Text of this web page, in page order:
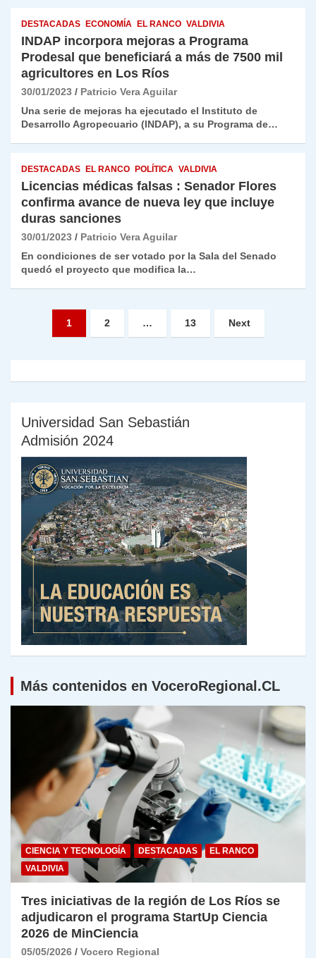
DESTACADAS ECONOMÍA EL RANCO VALDIVIA
INDAP incorpora mejoras a Programa
Prodesal que beneficiará a más de 7500 mil
agricultores en Los Ríos
30/01/2023
Patricio Vera Aguilar
Una serie de mejoras ha ejecutado el Instituto de
Desarrollo Agropecuario (INDAP), a su Programa de…
DESTACADAS EL RANCO POLÍTICA VALDIVIA
Licencias médicas falsas : Senador Flores
confirma avance de nueva ley que incluye
duras sanciones
30/01/2023
Patricio Vera Aguilar
En condiciones de ser votado por la Sala del Senado
quedó el proyecto que modifica la…
Paginación
1 2 … 13 Next
Universidad San Sebastián
Admisión 2024
Más contenidos en VoceroRegional.CL
CIENCIA Y TECNOLOGÍA DESTACADAS
EL RANCO
VALDIVIA
Tres iniciativas de la región de Los Ríos se
adjudicaron el programa StartUp Ciencia
2026 de MinCiencia
05/05/2026 Vocero Regional